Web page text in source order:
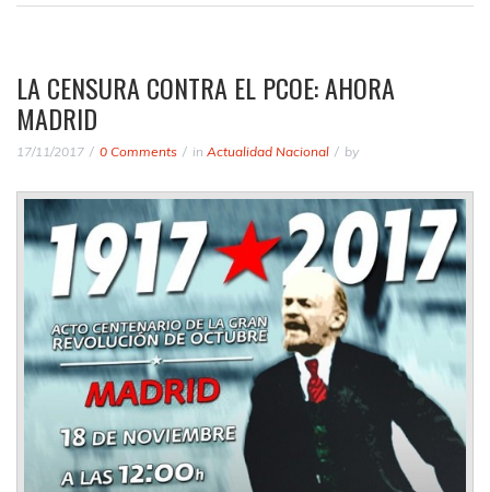
LA CENSURA CONTRA EL PCOE: AHORA
MADRID
17/11/2017 0 Comments in Actualidad Nacional by